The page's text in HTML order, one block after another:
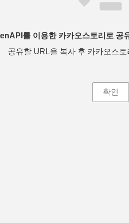
를 이용한 카카오스토리로 공
공유할 URL을 복사 후 카카오스
확인